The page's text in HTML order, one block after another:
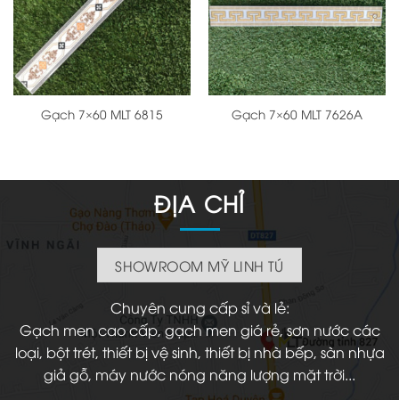
Gạch 7×60 MLT 6815 Gạch 7×60 MLT 7626A
ĐỊA CHỈ
SHOWROOM MỸ LINH TÚ
Chuyên cung cấp sỉ và lẻ:
Gạch men cao cấp, gạch men giá rẻ, sơn nước các
loại, bột trét, thiết bị vệ sinh, thiết bị nhà bếp, sàn nhựa
giả gỗ, máy nước nóng năng lượng mặt trời...